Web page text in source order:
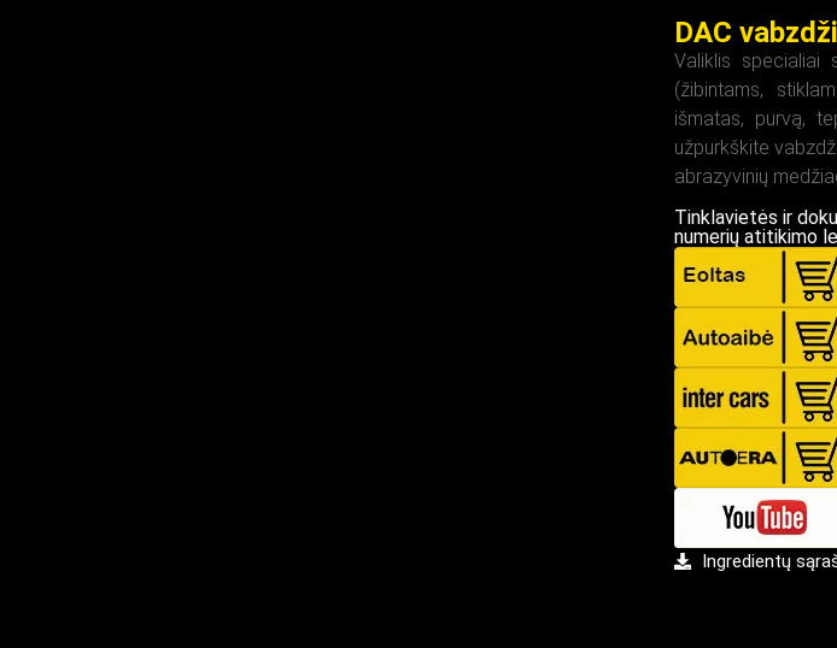
DAC
Valiklis specialiai
(žibintams,
išmatas, purvą,
užpurkškite
abrazyvinių
Tinklavietės ir
numerių atitikimo
Ingredientų